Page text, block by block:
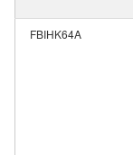
FBIHK64A